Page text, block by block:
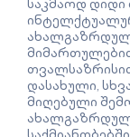
დასახული,
მიღებული